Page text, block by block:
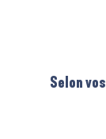
Selon